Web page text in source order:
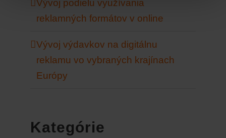
Vývoj podielu využívania
reklamných formátov v online
Vývoj výdavkov na digitálnu
reklamu vo vybraných krajínach
Európy
Kategórie